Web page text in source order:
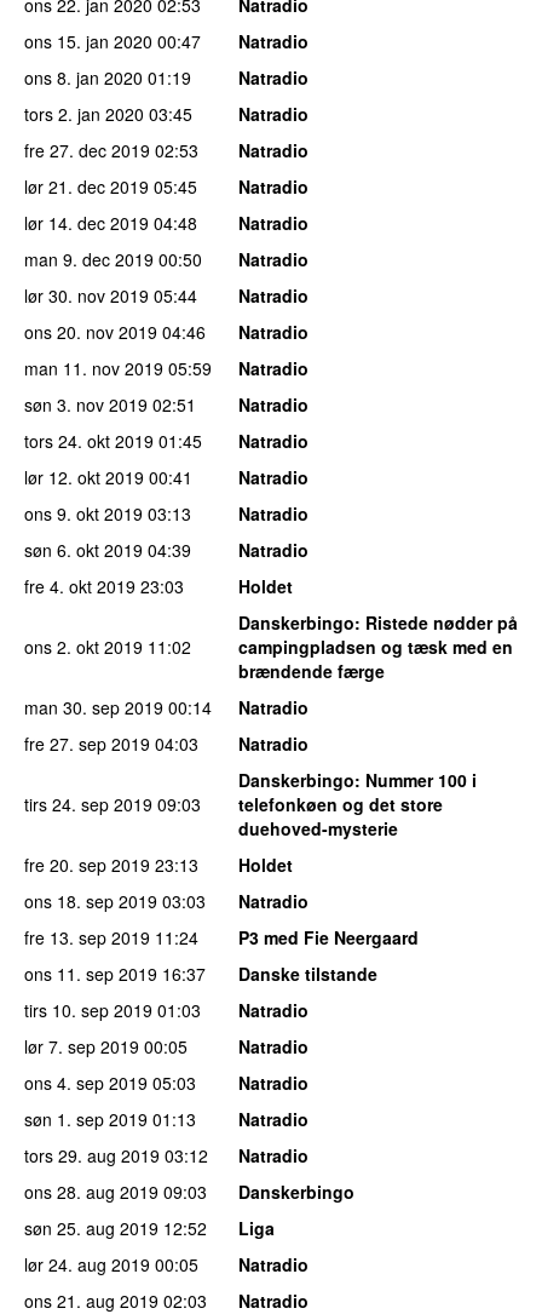
ons 15. jan 2020 00:47
Natradio
ons 8. jan 2020 01:19
Natradio
tors 2. jan 2020 03:45
Natradio
fre 27. dec 2019 02:53
Natradio
lør 21. dec 2019 05:45
Natradio
lør 14. dec 2019 04:48
Natradio
man 9. dec 2019 00:50
Natradio
lør 30. nov 2019 05:44
Natradio
ons 20. nov 2019 04:46
Natradio
man 11. nov 2019 05:59
Natradio
søn 3. nov 2019 02:51
Natradio
tors 24. okt 2019 01:45
Natradio
lør 12. okt 2019 00:41
Natradio
ons 9. okt 2019 03:13
Natradio
søn 6. okt 2019 04:39
Natradio
fre 4. okt 2019 23:03 Holdet
ons 2. okt 2019 11:02
Danskerbingo: Ristede nødder på
campingpladsen og tæsk med en
brændende færge
man 30. sep 2019 00:14
Natradio
fre 27. sep 2019 04:03 Natradio
tirs 24. sep 2019 09:03
Danskerbingo: Nummer 100 i
telefonkøen og det store
duehoved-mysterie
fre 20. sep 2019 23:13
Holdet
ons 18. sep 2019 03:03
Natradio
fre 13. sep 2019 11:24
P3 med Fie Neergaard
ons 11. sep 2019 16:37
Danske tilstande
tirs 10. sep 2019 01:03
Natradio
lør 7. sep 2019 00:05
Natradio
ons 4. sep 2019 05:03
Natradio
søn 1. sep 2019 01:13
Natradio
tors 29. aug 2019 03:12
Natradio
ons 28. aug 2019 09:03
Danskerbingo
søn 25. aug 2019 12:52
Liga
lør 24. aug 2019 00:05
Natradio
ons 21. aug 2019 02:03
Natradio